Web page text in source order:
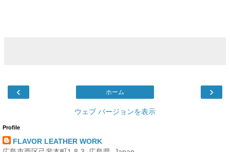
‹ ›
ホーム
ウェブ バージョンを表示
Profile
FLAVOR LEATHER WORK